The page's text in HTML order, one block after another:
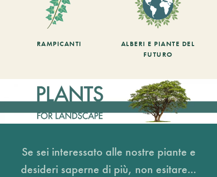
RAMPICANTI
ALBERI E PIANTE DEL
FUTURO
Se sei interessato alle nostre piante e
desideri saperne di più, non esitare...